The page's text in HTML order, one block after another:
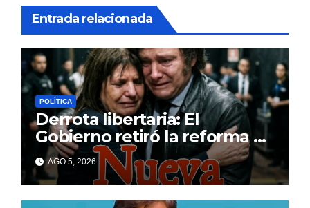
Entrada relacionada
POLÍTICA
Derrota libertaria: El
Gobierno retiró la reforma a
la Ley de Tierras en el
Senado
AGO 5, 2026